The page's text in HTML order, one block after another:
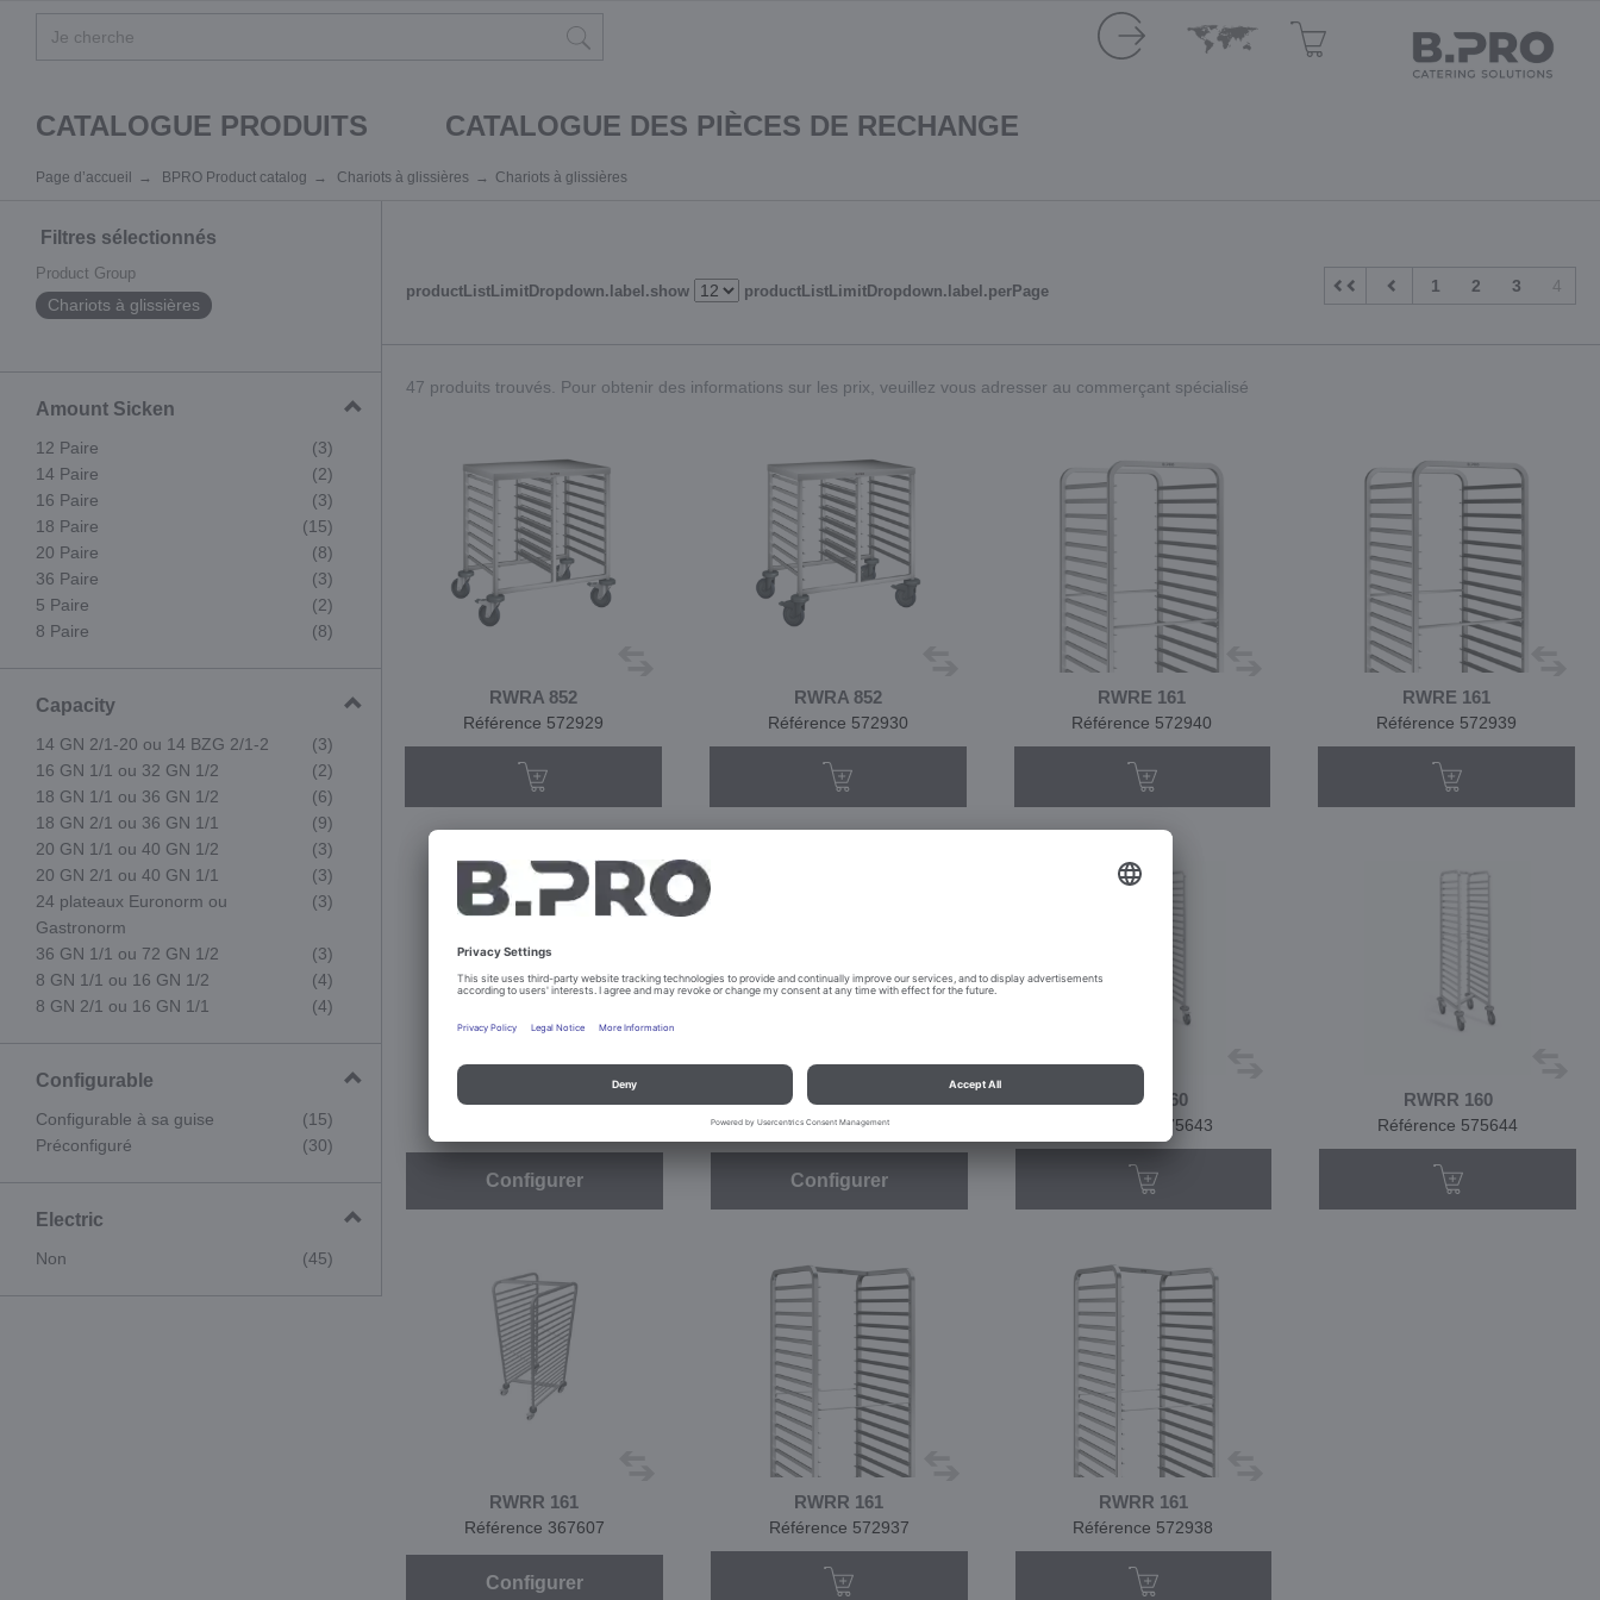
CATALOGUE PRODUITS CATALOGUE DES PIÈCES DE RECHANGE
Page d’accueil BPRO Product catalog Chariots à glissières Chariots à glissières
Filtres sélectionnés
Product Group
Chariots à glissières
Amount Sicken
12 Paire
(3)
14 Paire
(2)
16 Paire
(3)
18 Paire
(15)
20 Paire
(8)
36 Paire
(3)
5 Paire
(2)
8 Paire
(8)
Capacity
14 GN 2/1-20 ou 14 BZG 2/1-2
(3)
16 GN 1/1 ou 32 GN 1/2
(2)
18 GN 1/1 ou 36 GN 1/2
(6)
18 GN 2/1 ou 36 GN 1/1
(9)
20 GN 1/1 ou 40 GN 1/2
(3)
20 GN 2/1 ou 40 GN 1/1
(3)
24 plateaux Euronorm ou
Gastronorm
(3)
36 GN 1/1 ou 72 GN 1/2
(3)
8 GN 1/1 ou 16 GN 1/2
(4)
8 GN 2/1 ou 16 GN 1/1
(4)
Configurable
Configurable à sa guise
(15)
Préconfiguré
(30)
Electric
Non (45)
productListLimitDropdown.label.show productListLimitDropdown.label.perPage 1 2 3 4
47 produits trouvés. Pour obtenir des informations sur les prix, veuillez vous adresser au commerçant spécialisé
RWRA 852
Référence 572929
RWRA 852
Référence 572930
RWRE 161
Référence 572940
RWRE 161
Référence 572939
Configurer
RWRR 160
Référence 392791
Configurer
RWRR 160
Référence 575643
RWRR 160
Référence 575644
RWRR 161
Référence 367607
Configurer
RWRR 161
Référence 572937
RWRR 161
Référence 572938